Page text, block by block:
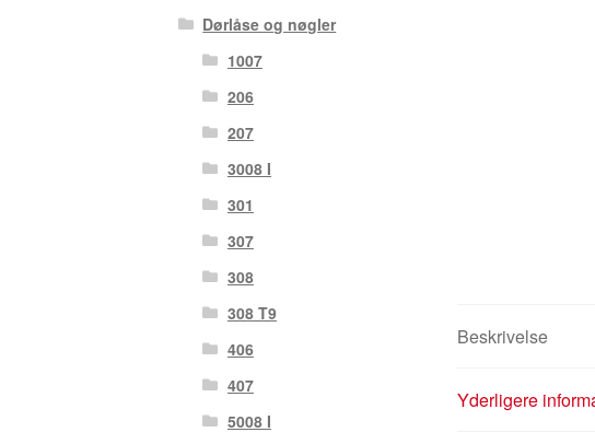
Beskrivelse
Yderligere
Dørlåse og nøgler
1007
206
207
3008 I
301
307
308
308 T9
406
407
5008 I